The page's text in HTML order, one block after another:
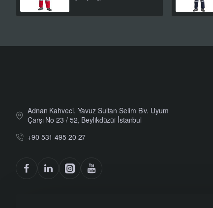
Adnan Kahveci, Yavuz Sultan Selim Blv. Uyum
Çarşı No 23 / 52, Beylikdüzüi İstanbul
+90 531 495 20 27